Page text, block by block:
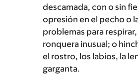
descamada, con o sin
opresión en el pecho o
problemas para
ronquera inusual; o
el rostro, los labios, la
garganta.